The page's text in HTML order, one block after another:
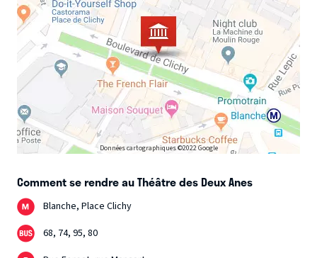
Données cartographiques ©2022 Google
Comment se rendre au Théâtre des Deux Anes
Blanche, Place Clichy
68, 74, 95, 80